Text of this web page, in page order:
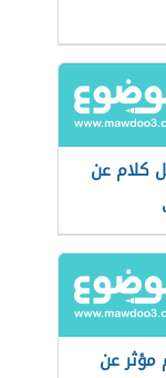
كلام عن
مؤثر عن